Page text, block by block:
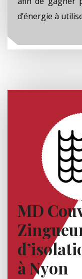
d’énergie à
MD
à Nyon